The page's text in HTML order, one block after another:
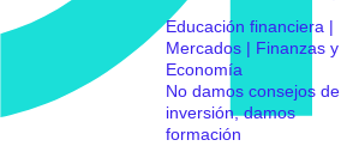
Educación financiera |
Mercados | Finanzas y
Economía
No damos consejos de
inversión, damos
formación